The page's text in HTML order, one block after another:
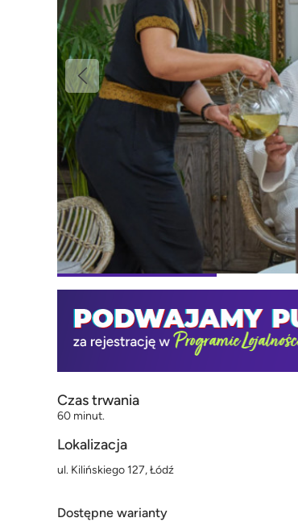
Czas trwania
60 minut.
Lokalizacja
ul. Kilińskiego 127, Łódź
Dostępne warianty